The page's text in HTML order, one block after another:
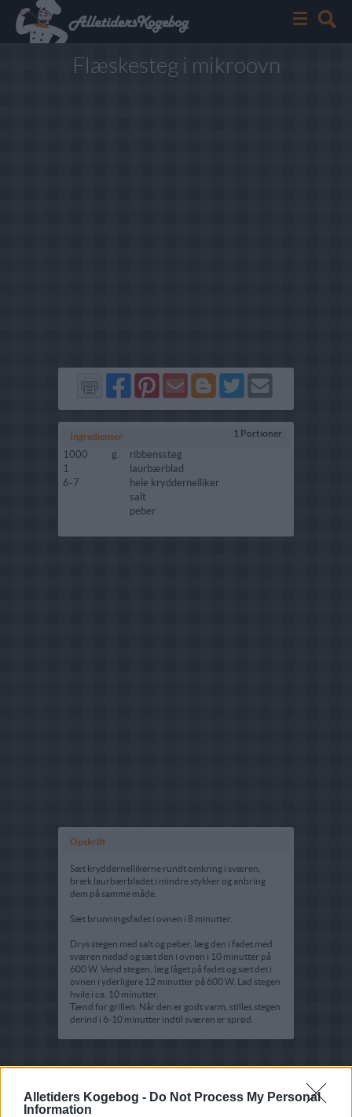
Alletiders Kogebog - Do Not Process My Personal
Information
Flæskesteg i mikroovn
Del
på
Facebook
Del
på
Pinterest
Send
via
GMail
Del
på
Blogger
Del
på
Twitter
Send
Ingredienser 1 Portioner
1000 g.
ribbenssteg
1
laurbærblad
6-7
hele kryddernelliker
salt
peber
Opskrift
Sæt kryddernellikerne rundt omkring i sværen,
bræk laurbærbladet i mindre stykker og anbring
dem på samme måde.
Sæt brunningsfadet i ovnen i 8 minutter.
Drys stegen med salt og peber, læg den i fadet med
sværen nedad og sæt den i ovnen i 10 minutter på
600 W. Vend stegen, læg låget på fadet og sæt det i
ovnen i yderligere 12 minutter på 600 W. Lad stegen
hvile i ca. 10 minutter.
Tænd for grillen. Når den er godt varm, stilles stegen
derind i 6-10 minutter indtil sværen er sprød.